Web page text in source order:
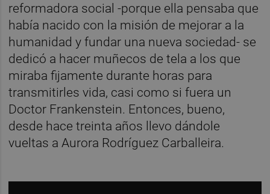
reformadora social -porque ella pensaba que
había nacido con la misión de mejorar a la
humanidad y fundar una nueva sociedad- se
dedicó a hacer muñecos de tela a los que
miraba fijamente durante horas para
transmitirles vida, casi como si fuera un
Doctor Frankenstein. Entonces, bueno,
desde hace treinta años llevo dándole
vueltas a Aurora Rodríguez Carballeira.